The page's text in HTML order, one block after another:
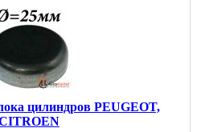
цилиндров PEUGEOT,